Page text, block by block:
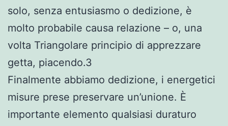
solo, senza entusiasmo o dedizione, è
molto probabile causa relazione – o, una
volta Triangolare principio di apprezzare
getta, piacendo.3
Finalmente abbiamo dedizione, i energetici
misure prese preservare un’unione. È
importante elemento qualsiasi duraturo